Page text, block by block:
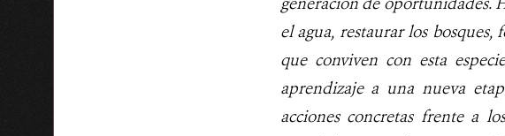
el agua, restaurar los
que conviven con esta
aprendizaje a una nueva
acciones concretas frente a